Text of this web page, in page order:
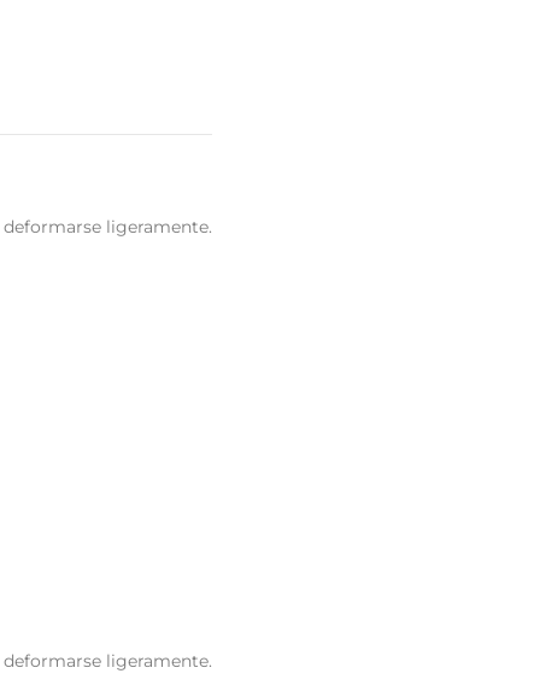
ligeramente.
ligeramente.